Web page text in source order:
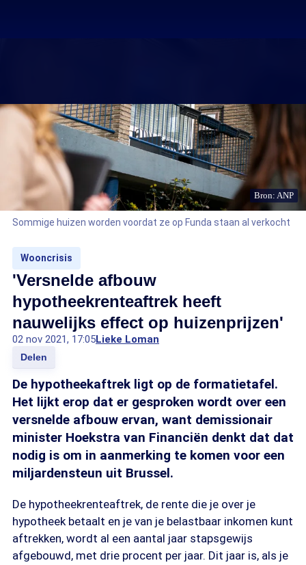
Bron: ANP
Sommige huizen worden voordat ze op Funda staan al verkocht
Wooncrisis
'Versnelde afbouw
hypotheekrenteaftrek heeft
nauwelijks effect op huizenprijzen'
02 nov 2021, 17:05Lieke Loman
Delen
De hypotheekaftrek ligt op de formatietafel.
Het lijkt erop dat er gesproken wordt over een
versnelde afbouw ervan, want demissionair
minister Hoekstra van Financiën denkt dat dat
nodig is om in aanmerking te komen voor een
miljardensteun uit Brussel.
De hypotheekrenteaftrek, de rente die je over je
hypotheek betaalt en je van je belastbaar inkomen kunt
aftrekken, wordt al een aantal jaar stapsgewijs
afgebouwd, met drie procent per jaar. Dit jaar is, als je